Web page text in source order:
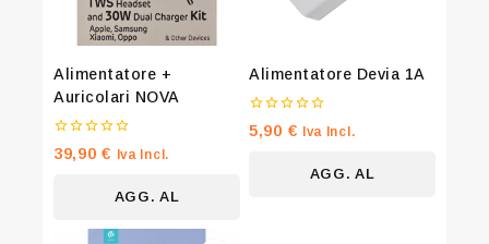
Alimentatore +
Auricolari NOVA
0
su
39,90€ Iva Incl.
AGG. AL
CARRELLO
Alimentatore Devia 1A
0
su
5,90 € Iva Incl.
AGG. AL